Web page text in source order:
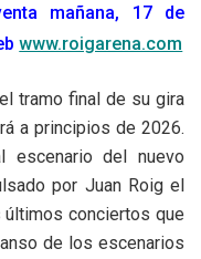
mañana, 17 de
www.roigarena.com
tramo final de su gira
a principios de 2026.
escenario del nuevo
por Juan Roig el
conciertos que
de los escenarios